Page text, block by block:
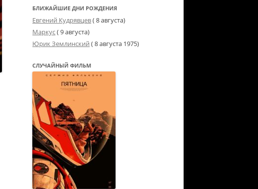
БЛИЖАЙШИЕ ДНИ РОЖДЕНИЯ
Евгений Кудрявцев( 8 августа)
Маркус( 9 августа)
Юрик Землинский (8 августа 1975)
СЛУЧАЙНЫЙ ФИЛЬМ